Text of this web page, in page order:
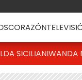
CORAZÓN
SICILIANIWANDA